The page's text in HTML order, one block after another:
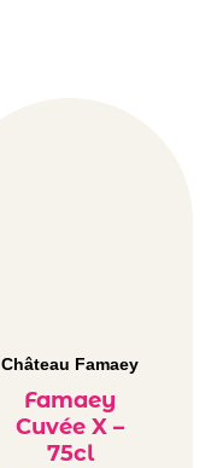
Château Famaey
Famaey
Cuvée X –
75cl